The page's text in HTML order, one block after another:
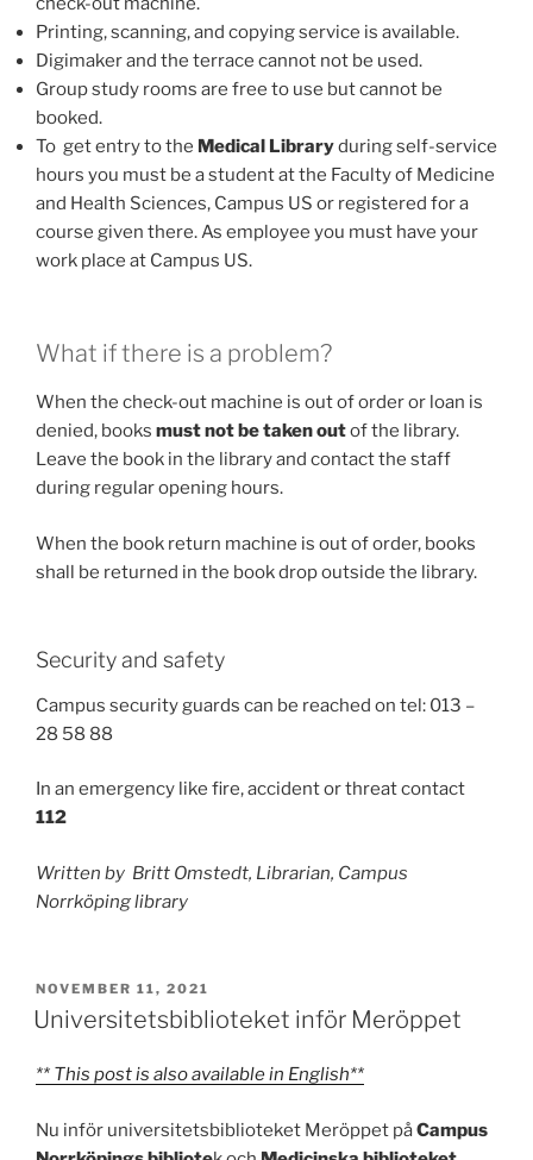
Printing, scanning, and copying service is available.
Digimaker and the terrace cannot not be used.
Group study rooms are free to use but cannot be
booked.
To get entry to the Medical Libraryduring self-service
hours you must be a student at the Faculty of Medicine
and Health Sciences, Campus US or registered for a
course given there. As employee you must have your
work place at Campus US.
What if there is a problem?
When the check-out machine is out of order or loan is
denied, books must not be taken outof the library.
Leave the book in the library and contact the staff
during regular opening hours.
When the book return machine is out of order, books
shall be returned in the book drop outside the library.
Security and safety
Campus security guards can be reached on tel: 013 –
28 58 88
In an emergency like fire, accident or threat contact
112
Written by Britt Omstedt, Librarian, Campus
Norrköping library
POSTED
ON
NOVEMBER 11, 2021
Universitetsbiblioteket inför Meröppet
** This post is also available in English**
Nu inför universitetsbiblioteket Meröppet påCampus